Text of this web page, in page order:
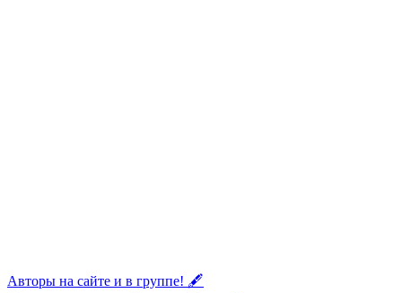
Авторы на сайте и в группе! 🖋